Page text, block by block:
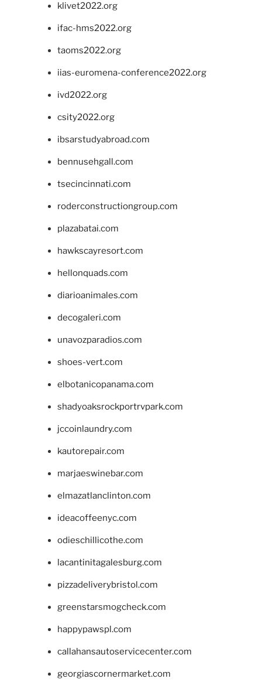
klivet2022.org
ifac-hms2022.org
taoms2022.org
iias-euromena-conference2022.org
ivd2022.org
csity2022.org
ibsarstudyabroad.com
bennusehgall.com
tsecincinnati.com
roderconstructiongroup.com
plazabatai.com
hawkscayresort.com
hellonquads.com
diarioanimales.com
decogaleri.com
unavozparadios.com
shoes-vert.com
elbotanicopanama.com
shadyoaksrockportrvpark.com
jccoinlaundry.com
kautorepair.com
marjaeswinebar.com
elmazatlanclinton.com
ideacoffeenyc.com
odieschillicothe.com
lacantinitagalesburg.com
pizzadeliverybristol.com
greenstarsmogcheck.com
happypawspl.com
callahansautoservicecenter.com
georgiascornermarket.com